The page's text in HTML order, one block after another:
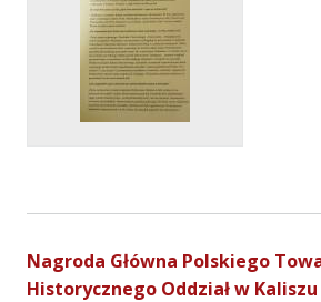
Nagroda Główna Polskiego
Historycznego Oddział w